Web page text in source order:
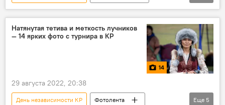
Садыр Жапаров
поздравления
Натянутая тетива и меткость лучников
— 14 ярких фото с турнира в КР
14
29 августа 2022, 20:38
День независимости КР
Фотолента
Еще 5